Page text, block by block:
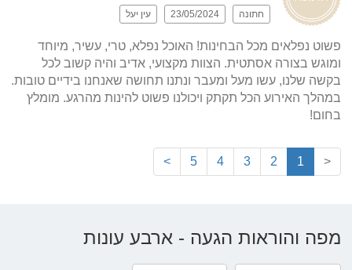
חתונה 23/05/2024 עין יעל
בחום!
<
1
2
3
4
5
>
מפה והוראות הגעה - ארבע עונות